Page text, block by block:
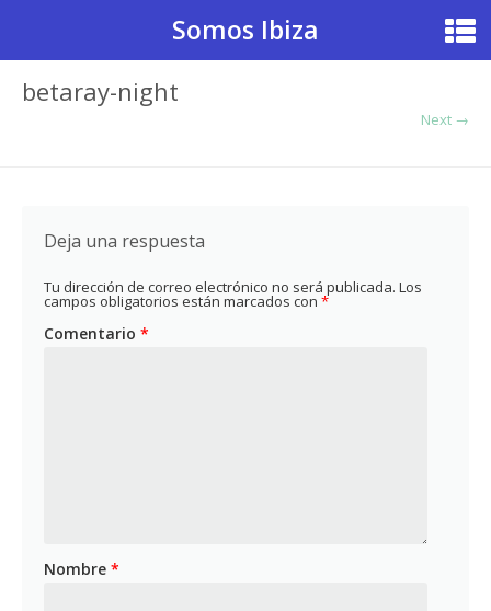
Somos Ibiza
betaray-night
Next →
Deja una respuesta
Tu dirección de correo electrónico no será publicada. Los
campos obligatorios están marcados con *
Comentario *
Nombre *